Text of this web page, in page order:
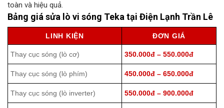
toàn và hiệu quả.
Bảng giá sửa lò vi sóng Teka tại Điện Lạnh Trần Lê
LINH KIỆN ĐƠN GIÁ
Thay cục sóng (lò cơ) 350.000đ – 550.000đ
Thay cục sóng (lò phím) 450.000đ – 650.000đ
Thay cục sóng (lò inverter) 550.000đ – 900.000đ